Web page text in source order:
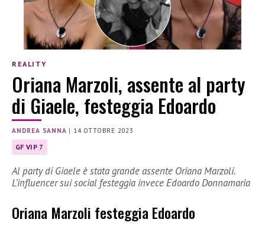
REALITY
Oriana Marzoli, assente al party
di Giaele, festeggia Edoardo
ANDREA SANNA | 14 OTTOBRE 2023
GF VIP 7
Al party di Giaele è stata grande assente Oriana Marzoli.
L’influencer sui social festeggia invece Edoardo Donnamaria
Oriana Marzoli festeggia Edoardo